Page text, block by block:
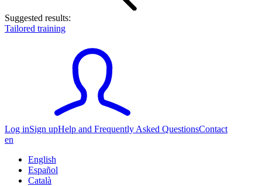
Suggested results:
Tailored training
Log inSign upHelp and Frequently Asked QuestionsContact
en
English
Español
Català